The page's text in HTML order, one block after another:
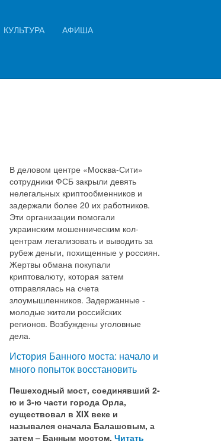
КУЛЬТУРА АФИША
В деловом центре «Москва-Сити»
сотрудники ФСБ закрыли девять
нелегальных криптообменников и
задержали более 20 их работников.
Эти организации помогали
украинским мошенническим кол-
центрам легализовать и выводить за
рубеж деньги, похищенные у россиян.
Жертвы обмана покупали
криптовалюту, которая затем
отправлялась на счета
злоумышленников. Задержанные -
молодые жители российских
регионов. Возбуждены уголовные
дела.
История Банного моста: начало и
много попыток восстановить
Пешеходный мост, соединявший 2-
ю и 3-ю части города Орла,
существовал в XIX веке и
назывался сначала Балашовым, а
затем – Банным мостом. Читать